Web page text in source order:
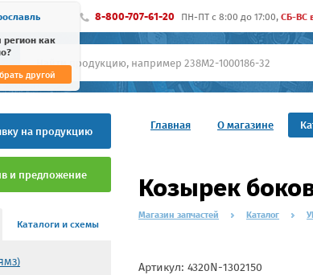
как
другой
8-800-707-61-20 ПН-ПТ c 8:00 до 17:00, СБ-ВС
Главная О магазине
на продукцию
и предложение
Каталоги и схемы
Козырек
Магазин запчастей Каталог
Артикул: 4320N-1302150